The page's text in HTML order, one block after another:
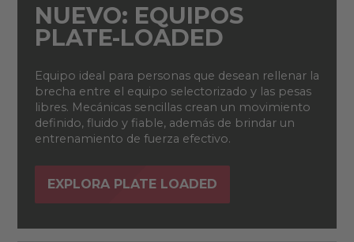
NUEVO: EQUIPOS
PLATE-LOADED
Equipo ideal para personas que desean rellenar la
brecha entre el equipo selectorizado y las pesas
libres. Mecánicas sencillas crean un movimiento
definido, fluido y fiable, además de brindar un
entrenamiento de fuerza efectivo.
EXPLORA PLATE LOADED